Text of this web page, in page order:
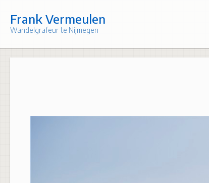
content
Frank Vermeulen
Wandelgrafeur te Nijmegen